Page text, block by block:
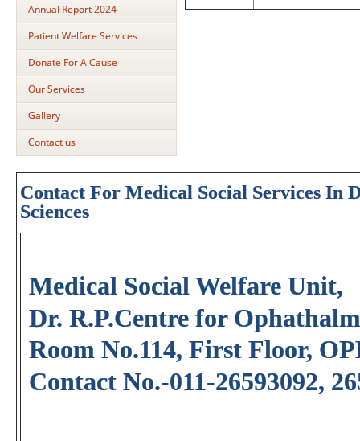
Annual Report 2024
Patient Welfare Services
Donate For A Cause
Our Services
Gallery
Contact us
Contact For Medical Social Services In
Sciences
Medical Social Welfare Unit,
Dr. R.P.Centre for
Room No.114, First Floor,
Contact No.-011-26593092,